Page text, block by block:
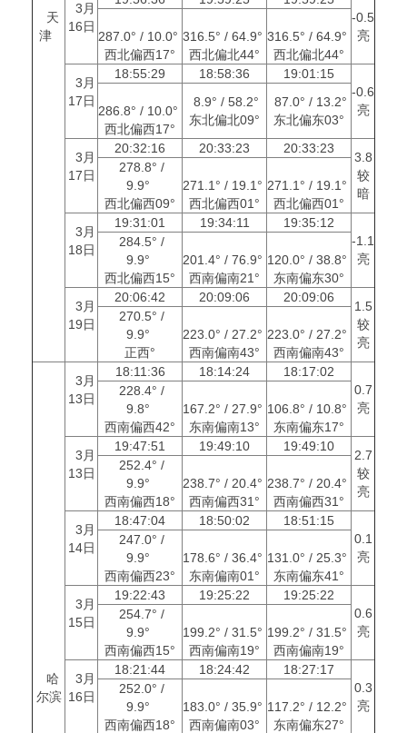
天
津
3月
16日
-0.5
亮
287.0° / 10.0°
西北偏西17°
316.5° / 64.9°
西北偏北44°
316.5° / 64.9°
西北偏北44°
3月
17日
18:55:29 18:58:36
19:01:15
-0.6
亮
286.8° / 10.0°
西北偏西17°
8.9° / 58.2°
东北偏北09°
87.0° / 13.2°
东北偏东03°
3月
17日
20:32:16 20:33:23 20:33:23
3.8
较
暗
278.8° /
9.9°
西北偏西09°
271.1° / 19.1°
西北偏西01°
271.1° / 19.1°
西北偏西01°
3月
18日
19:31:01 19:34:11
19:35:12
-1.1
亮
284.5° /
9.9°
西北偏西15°
201.4° / 76.9°
西南偏南21°
120.0° / 38.8°
东南偏东30°
3月
19日
20:06:42 20:09:06 20:09:06
1.5
较
亮
270.5° /
9.9°
正西°
223.0° / 27.2°
西南偏南43°
223.0° / 27.2°
西南偏南43°
哈
尔滨
3月
13日
18:11:36 18:14:24
18:17:02
0.7
亮
228.4° /
9.8°
西南偏西42°
167.2° / 27.9°
东南偏南13°
106.8° / 10.8°
东南偏东17°
3月
13日
19:47:51 19:49:10 19:49:10
2.7
较
亮
252.4° /
9.9°
西南偏西18°
238.7° / 20.4°
西南偏西31°
238.7° / 20.4°
西南偏西31°
3月
14日
18:47:04 18:50:02
18:51:15
0.1
亮
247.0° /
9.9°
西南偏西23°
178.6° / 36.4°
东南偏南01°
131.0° / 25.3°
东南偏东41°
3月
15日
19:22:43 19:25:22
19:25:22
0.6
亮
254.7° /
9.9°
西南偏西15°
199.2° / 31.5°
西南偏南19°
199.2° / 31.5°
西南偏南19°
3月
16日
18:21:44 18:24:42
18:27:17
0.3
亮
252.0° /
9.9°
西南偏西18°
183.0° / 35.9°
西南偏南03°
117.2° / 12.2°
东南偏东27°